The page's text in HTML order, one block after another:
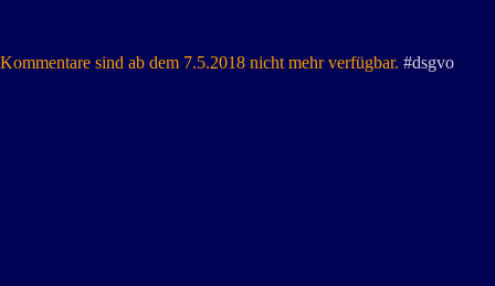
Kommentare sind ab dem 7.5.2018 nicht mehr verfügbar. #dsgvo